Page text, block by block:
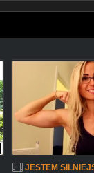
JESTEM